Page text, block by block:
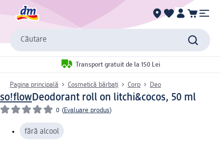
Căutare
Transport gratuit de la 150 Lei
Pagina principală Cosmetică bărbați Corp Deo
so!flowDeodorant roll on litchi&cocos, 50 ml
0 (Evaluare produs)
fără alcool